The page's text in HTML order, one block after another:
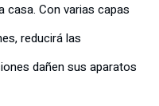
casa. Con varias capas
reducirá las
dañen sus aparatos